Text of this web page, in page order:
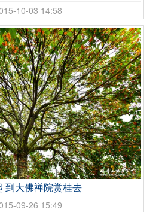
10-03 14:58
到大佛禅院赏桂去
09-26 15:49